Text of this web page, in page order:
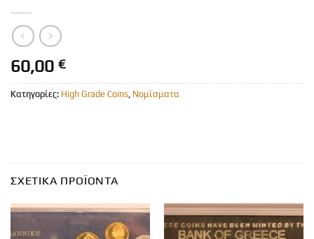
60,00 €
Κατηγορίες: High Grade Coins, Νομίσματα
ΣΧΕΤΙΚΆ ΠΡΟΪΌΝΤΑ